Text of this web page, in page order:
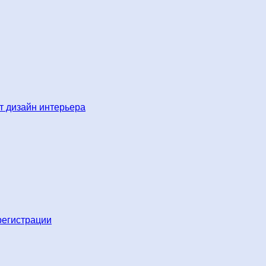
интерьера